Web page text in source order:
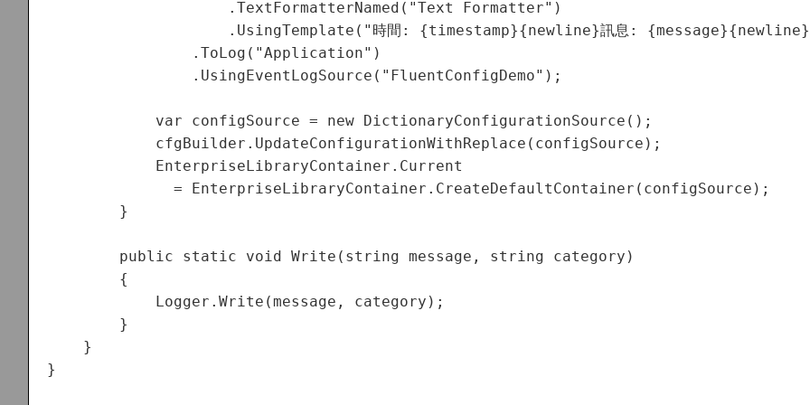
                    .TextFormatterNamed("Text Formatter")
.UsingTemplate("時間: {timestamp}{newline}訊息: {message}{newline}
                .ToLog("Application")
                .UsingEventLogSource("FluentConfigDemo");
            var configSource = new DictionaryConfigurationSource();
            cfgBuilder.UpdateConfigurationWithReplace(configSource);
            EnterpriseLibraryContainer.Current
              = EnterpriseLibraryContainer.CreateDefaultContainer(configSource);
        }
        public static void Write(string message, string category)
        {
            Logger.Write(message, category);
        }
    }
}